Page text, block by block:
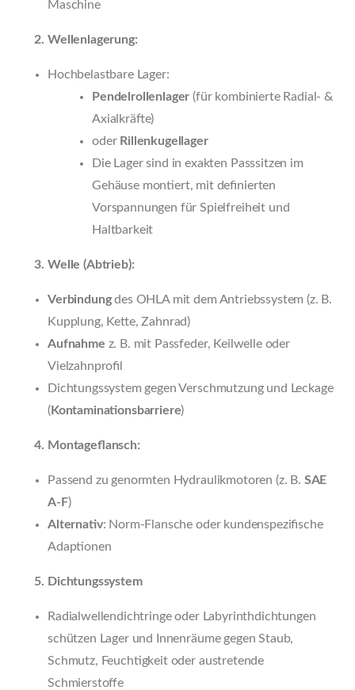
Maschine
Wellenlagerung:
Hochbelastbare Lager:
Pendelrollenlager (für kombinierte Radial- &
Axialkräfte)
oder Rillenkugellager
Die Lager sind in exakten Passsitzen im
Gehäuse montiert, mit definierten
Vorspannungen für Spielfreiheit und
Haltbarkeit
Welle (Abtrieb):
Verbindungdes OHLA mit dem Antriebssystem (z. B.
Kupplung, Kette, Zahnrad)
Aufnahme z. B. mit Passfeder, Keilwelle oder
Vielzahnprofil
Dichtungssystem gegen Verschmutzung und Leckage
(Kontaminationsbarriere)
Montageflansch:
Passend zu genormten Hydraulikmotoren (z. B. SAE
A-F)
Alternativ: Norm-Flansche oder kundenspezifische
Adaptionen
Dichtungssystem
Radialwellendichtringe oder Labyrinthdichtungen
schützen Lager und Innenräume gegen Staub,
Schmutz, Feuchtigkeit oder austretende
Schmierstoffe